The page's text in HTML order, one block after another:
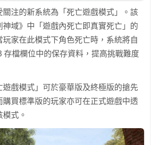
關注的新系統為「死亡遊戲模式」。該
神域》中「遊戲內死亡即真實死亡」的
家在此模式下角色死亡時，系統將自
存檔欄位中的保存資料，提高挑戰難度
遊戲模式」可於豪華版及終極版的搶先
購買標準版的玩家亦可在正式遊戲中透
式。